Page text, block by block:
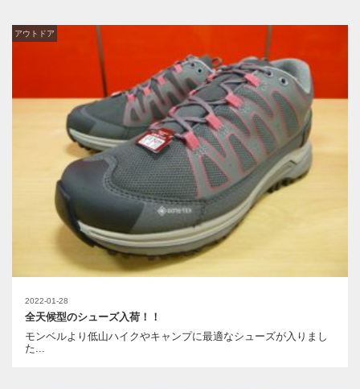
2022-01-28
アウトドア
全天候型のシューズ入荷！！
モンベルより低山ハイクやキャンプに最適なシューズが入りまし
た...